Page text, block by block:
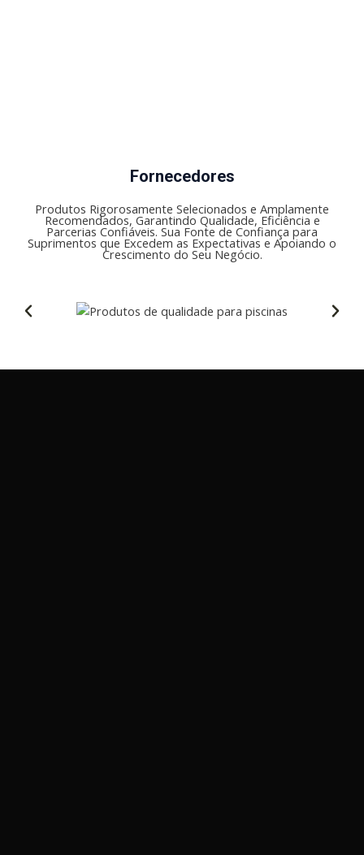
Fornecedores
Produtos Rigorosamente Selecionados e Amplamente
Recomendados, Garantindo Qualidade, Eficiência e
Parcerias Confiáveis. Sua Fonte de Confiança para
Suprimentos que Excedem as Expectativas e Apoiando o
Crescimento do Seu Negócio.